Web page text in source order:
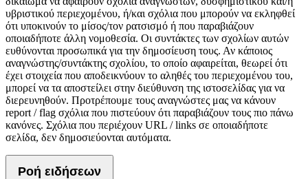
υβριστικού περιεχομένου, ή/και σχόλια που μπορούν να εκληφθεί
ότι υποκινούν το μίσος/τον ρατσισμό ή που παραβιάζουν
οποιαδήποτε άλλη νομοθεσία. Οι συντάκτες των σχολίων αυτών
ευθύνονται προσωπικά για την δημοσίευση τους. Αν κάποιος
αναγνώστης/συντάκτης σχολίου, το οποίο αφαιρείται, θεωρεί ότι
έχει στοιχεία που αποδεικνύουν το αληθές του περιεχομένου του,
μπορεί να τα αποστείλει στην διεύθυνση της ιστοσελίδας για να
διερευνηθούν. Προτρέπουμε τους αναγνώστες μας να κάνουν
report / flag σχόλια που πιστεύουν ότι παραβιάζουν τους πιο πάνω
κανόνες. Σχόλια που περιέχουν URL / links σε οποιαδήποτε
σελίδα, δεν δημοσιεύονται αυτόματα.
Ροή ειδήσεων